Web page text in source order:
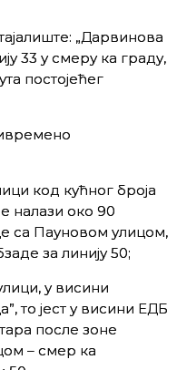
„Дарвинова
33 у смеру ка граду,
постојећег
код кућног броја
налази око 90
са Пауновом улицом,
за линију 50;
у висини
то јест у висини ЕДБ
после зоне
– смер ка